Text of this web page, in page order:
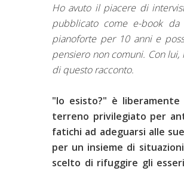
Ho avuto il piacere di
pubblicato come e-book
pianoforte per 10 anni e
pensiero non comuni. Con
di questo racconto.
"Io esisto?" è
terreno privilegiato per
fatichi ad adeguarsi alle
per un insieme di
scelto di rifuggire gli